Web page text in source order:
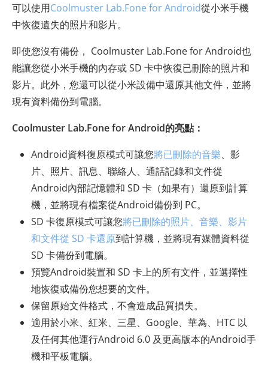
可以使用Coolmuster Lab.Fone for Android從小米手機
中恢復遺失的照片和影片。
即使您沒有備份， Coolmuster Lab.Fone for Android也
能讓您從小米手機的內存或 SD 卡中恢復已刪除的照片和
影片。此外，您還可以從小米設備中還原其他文件，並將
現有資料備份到電腦。
Coolmuster Lab.Fone for Android的亮點：
Android資料復原模式可讓您將已刪除的音樂、影
片、照片、訊息、聯絡人、通話記錄和文件從
Android內部記憶體和 SD 卡（如果有）還原到計算
機，並將現有檔案從Android備份到 PC。
SD 卡復原模式可讓您將已刪除的照片、音樂、影片
和文件從 SD 卡還原到計算機，並將現有媒體資料從
SD 卡備份到電腦。
預覽Android裝置和 SD 卡上的所有文件，並選擇性
地恢復或備份您想要的文件。
保留原始文件格式，不會造成品質損失。
適用於小米、紅米、三星、Google、華為、HTC 以
及任何其他運行Android 6.0 及更高版本的Android手
機和平板電腦。